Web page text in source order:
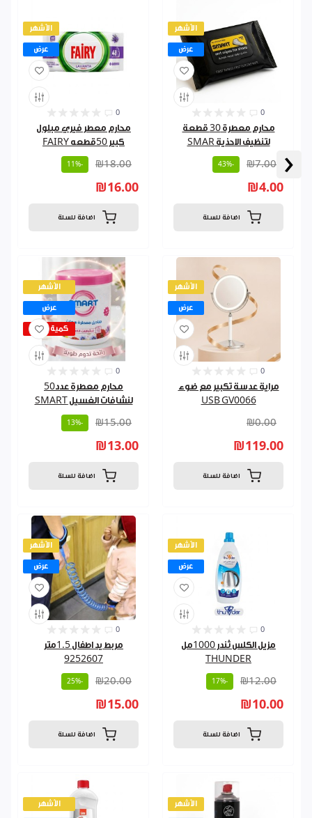
‹
الأشهر
عرض
0
محارم معطر فيري مبلول
كبير 50قطعه FAIRY
₪18.00
-11%
₪16.00
اضافة للسلة
الأشهر
عرض
0
محارم معطرة 30 قطعة
لتنظيف الاحذية SMAR
₪7.00
-43%
₪4.00
اضافة للسلة
الأشهر
عرض
كمية قليلة
0
محارم معطرة عدد50
لنشافات الغسيل SMART
₪15.00
-13%
₪13.00
اضافة للسلة
الأشهر
عرض
0
مراية عدسة تكبير مع ضوء
USB GV0066
₪0.00
₪119.00
اضافة للسلة
الأشهر
عرض
0
مربط يد اطفال 1.5متر
9252607
₪20.00
-25%
₪15.00
اضافة للسلة
الأشهر
عرض
0
مزيل الكلس ثندر 1000مل
THUNDER
₪12.00
-17%
₪10.00
اضافة للسلة
الأشهر الأشهر